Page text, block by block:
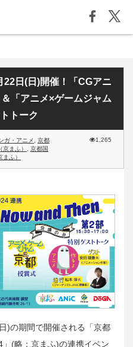
22日(日)開催！「CGアニ
「アニメ×ゲームジャム
トーク
ガ・アニメ
京都
まふ）
京都国
ふ）
1,265
)の期間で開催される「京都
(略：京まふ)の連携イベン